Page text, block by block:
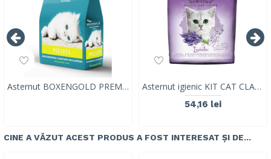
Asternut BOXENGOLD PREMIUM, pentru pisici, sub forma de granule, 10L/5kg Asternut igienic KIT CAT CLASSIC CRYSTAL LAVENDER- 5L
54,16 lei
CINE A VĂZUT ACEST PRODUS A FOST INTERESAT ȘI DE...